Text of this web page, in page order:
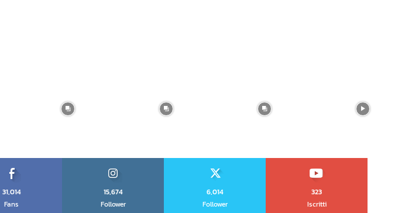
31,014
Fans
15,674
Follower
6,014
Follower
323
Iscritti